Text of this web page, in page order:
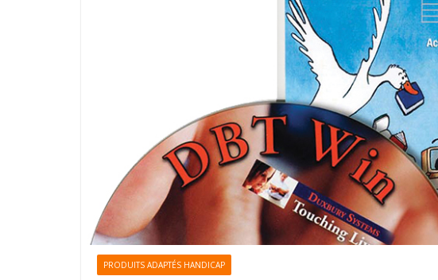
PRODUITS ADAPTÉS HANDICAP